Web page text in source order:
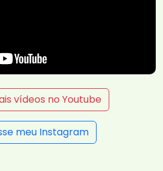
vídeos no Youtube
meu Instagram